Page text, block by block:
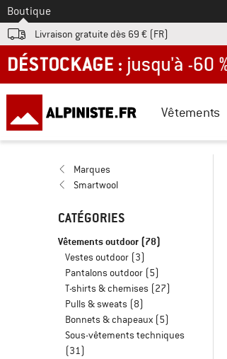
Vers le
Boutique
Livraison gratuite dès 69 € (FR)
DÉSTOCKAGE : jusqu'à -60 %
Vêtements
Marques
Smartwool
CATÉGORIES
Vêtements outdoor (78)
Vestes outdoor (3)
Pantalons outdoor (5)
T-shirts & chemises (27)
Pulls & sweats (8)
Bonnets & chapeaux (5)
Sous-vêtements techniques
(31)